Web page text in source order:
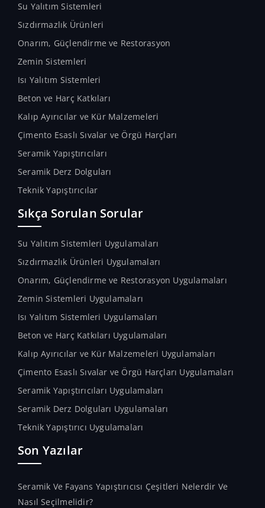
Su Yalıtım Sistemleri
Sızdırmazlık Ürünleri
Onarım, Güçlendirme ve Restorasyon
Zemin Sistemleri
Isı Yalıtım Sistemleri
Beton ve Harç Katkıları
Kalıp Ayırıcılar ve Kür Malzemeleri
Çimento Esaslı Sıvalar ve Örgü Harçları
Seramik Yapıştırıcıları
Seramik Derz Dolguları
Teknik Yapıştırıcılar
Sıkça Sorulan Sorular
Su Yalıtım Sistemleri Uygulamaları
Sızdırmazlık Ürünleri Uygulamaları
Onarım, Güçlendirme ve Restorasyon Uygulamaları
Zemin Sistemleri Uygulamaları
Isı Yalıtım Sistemleri Uygulamaları
Beton ve Harç Katkıları Uygulamaları
Kalıp Ayırıcılar ve Kür Malzemeleri Uygulamaları
Çimento Esaslı Sıvalar ve Örgü Harçları Uygulamaları
Seramik Yapıştırıcıları Uygulamaları
Seramik Derz Dolguları Uygulamaları
Teknik Yapıştırıcı Uygulamaları
Son Yazılar
Seramik Ve Fayans Yapıştırıcısı Çeşitleri Nelerdir Ve
Nasıl Seçilmelidir?